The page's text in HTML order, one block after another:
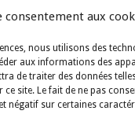
consentement aux
nous utilisons des
aux informations des
de traiter des données
site. Le fait de ne pas
négatif sur certaines